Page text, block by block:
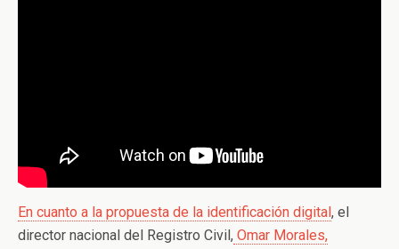
En cuanto a la propuesta de la identificación digital , el
director nacional del Registro Civil, Omar Morales,